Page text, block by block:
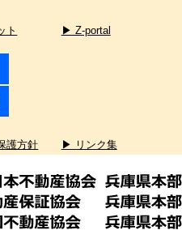
ト ▶ Z-portal
護方針 ▶ リンク集